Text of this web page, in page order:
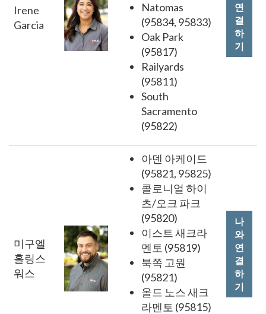
Irene
Garcia
Natomas
(95834, 95833)
Oak Park
(95817)
Railyards
(95811)
South
Sacramento
(95822)
연
결
하
기
미구엘
홀링스
워스
아덴 아케이드
(95821, 95825)
콜로니얼 하이
츠/오크 파크
(95820)
이스트 새크라
멘토 (95819)
북쪽 고원
(95821)
올드 노스 새크
라멘토 (95815)
나
와
연
결
하
기